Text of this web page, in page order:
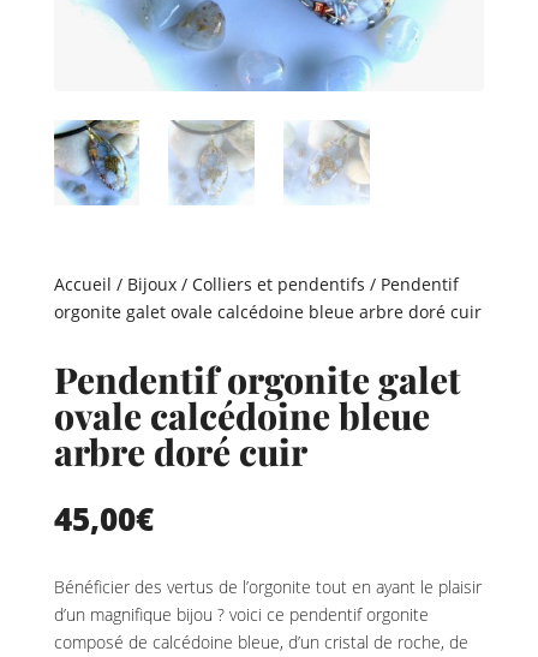
Accueil / Bijoux/ Colliers et pendentifs / Pendentif
orgonite galet ovale calcédoine bleue arbre doré cuir
Pendentif orgonite galet
ovale calcédoine bleue
arbre doré cuir
45,00€
Bénéficier des vertus de l’orgonite tout en ayant le plaisir
d’un magnifique bijou ? voici ce pendentif orgonite
composé de calcédoine bleue, d’un cristal de roche, de